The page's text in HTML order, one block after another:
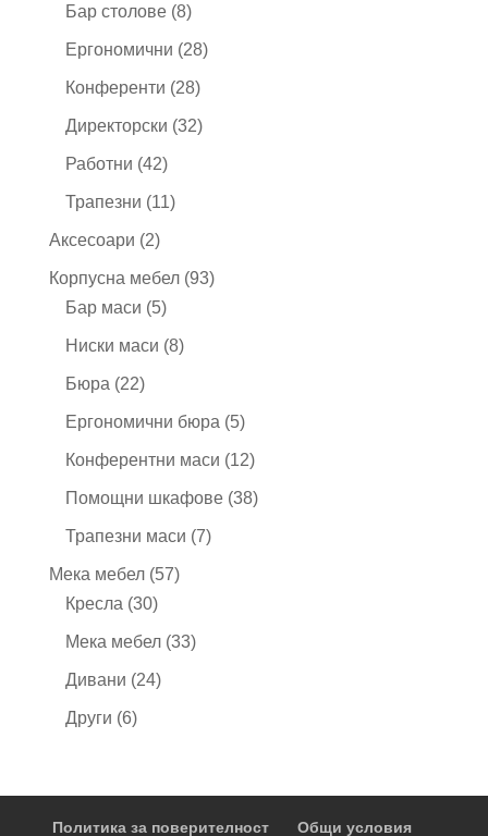
продукта
Бар столове 88
продукта
Ергономични 2828
Конференти 2828
продукта
Директорски 3232
Работни 4242
продукта
Трапезни 1111
Аксесоари 22
продукта
Корпусна мебел 9393
Бар маси 55
продукта
Ниски маси 88
Бюра 2222
продукта
Ергономични бюра 55
продукта
Конферентни маси 1212
продукта
Помощни шкафове 3838
Трапезни маси 77
Мека мебел 5757
Кресла 3030
продукта
Мека мебел 3333
Дивани 2424
Други 66
Политика за поверителност Общи условия